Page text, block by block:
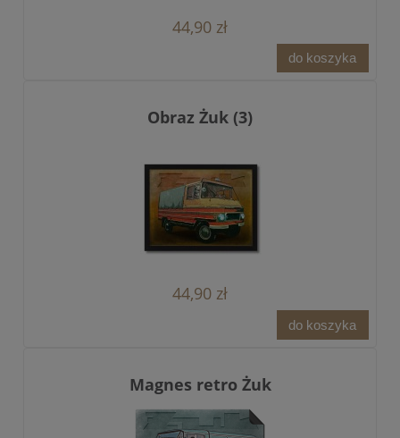
44,90 zł
do koszyka
Obraz Żuk (3)
44,90 zł
do koszyka
Magnes retro Żuk